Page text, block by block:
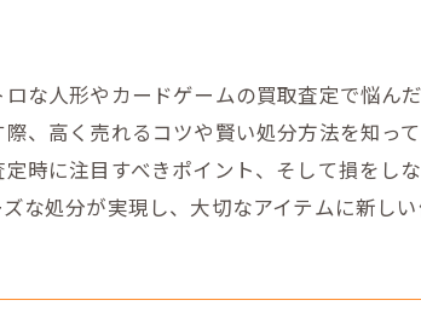
な人形やカードゲームの買取査定で悩ん
、高く売れるコツや賢い処分方法を知っ
時に注目すべきポイント、そして損をし
な処分が実現し、大切なアイテムに新しい